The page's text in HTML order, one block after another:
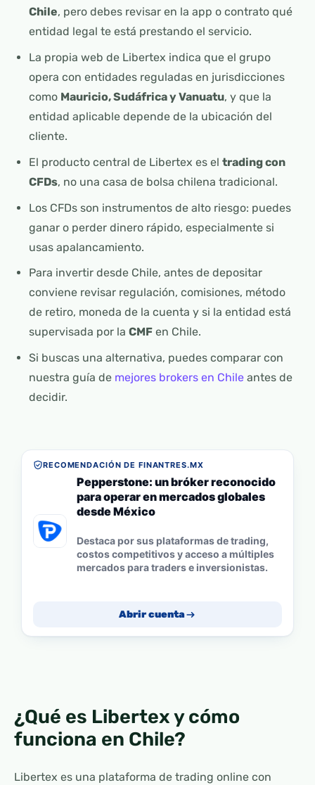
Chile, pero debes revisar en la app o contrato qué
entidad legal te está prestando el servicio.
La propia web de Libertex indica que el grupo
opera con entidades reguladas en jurisdicciones
como Mauricio, Sudáfrica y Vanuatu, y que la
entidad aplicable depende de la ubicación del
cliente.
El producto central de Libertex es el trading con
CFDs, no una casa de bolsa chilena tradicional.
Los CFDs son instrumentos de alto riesgo: puedes
ganar o perder dinero rápido, especialmente si
usas apalancamiento.
Para invertir desde Chile, antes de depositar
conviene revisar regulación, comisiones, método
de retiro, moneda de la cuenta y si la entidad está
supervisada por la CMFen Chile.
Si buscas una alternativa, puedes comparar con
nuestra guía de mejores brokers en Chileantes de
decidir.
RECOMENDACIÓN DE FINANTRES.MX
Pepperstone: un bróker reconocido
para operar en mercados globales
desde México
Destaca por sus plataformas de trading,
costos competitivos y acceso a múltiples
mercados para traders e inversionistas.
Abrir cuenta
¿Qué es Libertex y cómo
funciona en Chile?
Libertex es una plataforma de trading online con